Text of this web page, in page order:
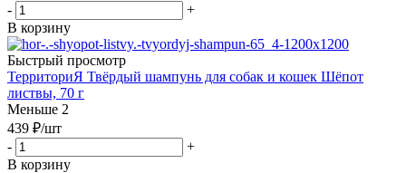
-
+
В корзину
Быстрый просмотр
ТерриториЯ Твёрдый шампунь для собак и кошек Шёпот
листвы, 70 г
Меньше 2
439 ₽/шт
-
+
В корзину